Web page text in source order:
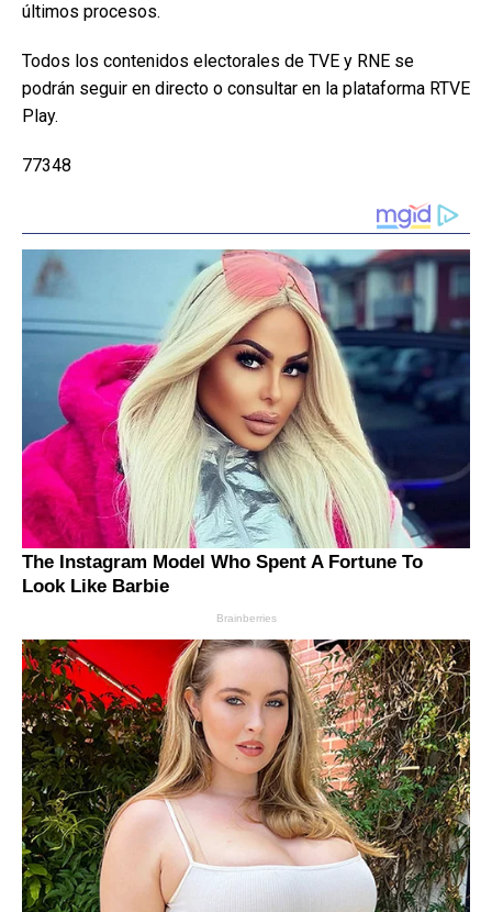
últimos procesos.
Todos los contenidos electorales de TVE y RNE se
podrán seguir en directo o consultar en la plataforma RTVE
Play.
77348